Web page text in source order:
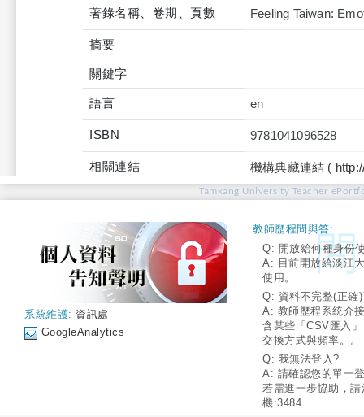
著錄名稱、卷期、頁數 Feeling Taiwan:
摘要
關鍵字
語言 en
ISBN 9781041096528
相關連結 機構典藏連結 (
Tamkang University Teacher
系統維護: 資訊處
GoogleAnalytics
教師歷程問與答:
Q: 開放給何種身份
A: 目前開放給淡江
使用。
Q: 資料不完整(正確
A: 教師歷程系統介
含某些「CSV匯入
交換方式與頻率。。
Q: 我無法登入?
A: 請確認您的單一
若需進一步協助，
機:3484